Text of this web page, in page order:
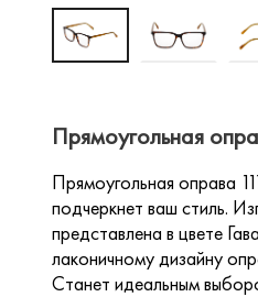
Прямоугольная
Прямоугольная оправа
подчеркнет ваш стиль.
представлена в цвете
лаконичному дизайну
Станет идеальным